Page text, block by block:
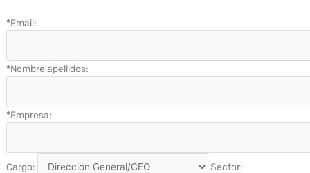
*Email:
*Nombre apellidos:
*Empresa:
Cargo: Sector: